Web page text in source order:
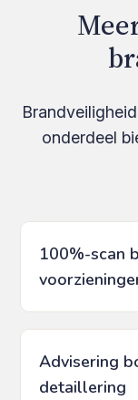
onderdeel
100%-scan
Advisering
detaillering